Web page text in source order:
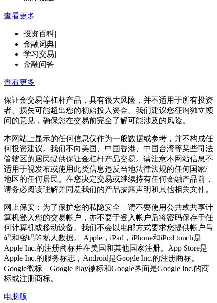
查看更多
投资百科|
金融词典|
学习交易|
金融问答
查看更多
保证金交易等杠杆产品，具有很大风险，并不适用于所有投资
者。损失可能超出您的初始投入资金。我们建议您征询独立顾
问的意见，确保您在交易前完全了解可能涉及的风险。
本网站上显示的任何信息仅作为一般数据或参考，并不构成任
何投资建议。我们不向美国、中国香港、中国台湾等某些司法
管辖区的居民提供保证金杠杆产品交易。请注意本网站信息不
适用于视发布或使用此类信息违反当地法律法规的任何国家/
地区的任何居民。在您决定交易或继续持有任何金融产品前，
请务必阅读理解并同意我们的产品披露声明和其他相关文件。
网上保安：为了保护您的私隐安全，请不要使用公共或共享计
算机登入您的交易帐户，亦不要于登入帐户后将密码保存于任
何计算机或移动设备。我们不会以电邮方式要求您提供帐户号
码和密码等私人数据。 Apple，iPad，iPhone和iPod touch是
Apple Inc.的注册商标并在美国和其他国家注册。App Store是
Apple Inc.的服务标志，Android是Google Inc.的注册商标。
Google徽标，Google Play徽标和Google界面是Google Inc.的商
标或注册商标。
电脑版